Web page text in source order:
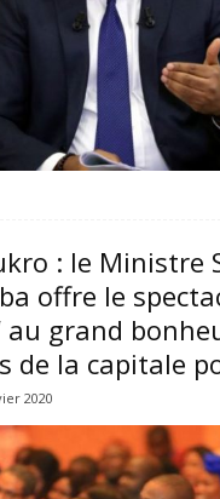
: le Ministre
offre le
au grand
de la capitale
2020